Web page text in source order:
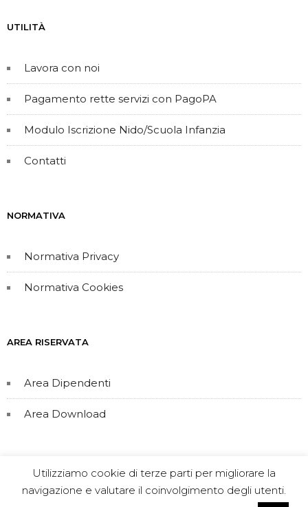
UTILITÀ
Lavora con noi
Pagamento rette servizi con PagoPA
Modulo Iscrizione Nido/Scuola Infanzia
Contatti
NORMATIVA
Normativa Privacy
Normativa Cookies
AREA RISERVATA
Area Dipendenti
Area Download
Utilizziamo cookie di terze parti per migliorare la
navigazione e valutare il coinvolgimento degli utenti.